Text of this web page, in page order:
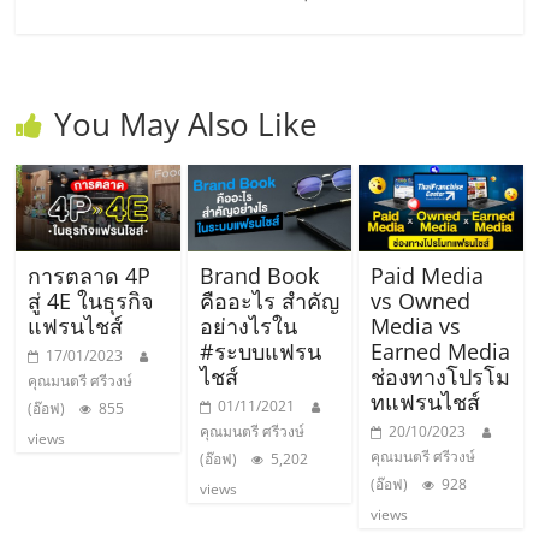
You May Also Like
การตลาด 4P
สู่ 4E ในธุรกิจ
แฟรนไชส์
17/01/2023
คุณมนตรี ศรีวงษ์
(อ๊อฟ)
855
views
Brand Book
คืออะไร สำคัญ
อย่างไรใน
#ระบบแฟรน
ไชส์
01/11/2021
คุณมนตรี ศรีวงษ์
(อ๊อฟ)
5,202
views
Paid Media
vs Owned
Media vs
Earned Media
ช่องทางโปรโม
ทแฟรนไชส์
20/10/2023
คุณมนตรี ศรีวงษ์
(อ๊อฟ)
928
views